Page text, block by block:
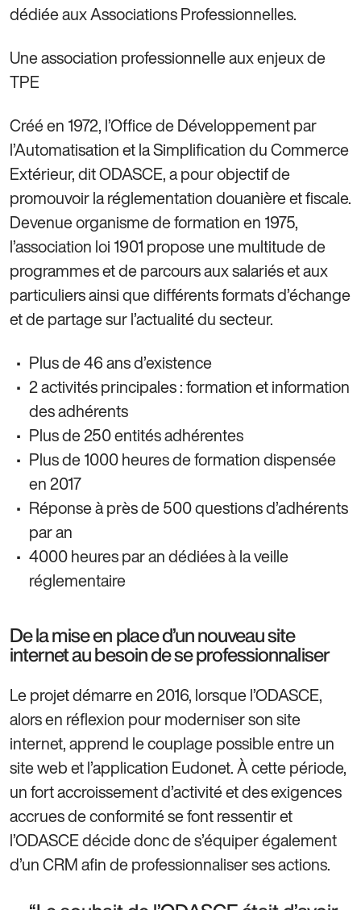
dédiée aux Associations Professionnelles.
Une association professionnelle aux enjeux de
TPE
Créé en 1972, l’Office de Développement par
l’Automatisation et la Simplification du Commerce
Extérieur, dit ODASCE, a pour objectif de
promouvoir la réglementation douanière et fiscale.
Devenue organisme de formation en 1975,
l’association loi 1901 propose une multitude de
programmes et de parcours aux salariés et aux
particuliers ainsi que différents formats d’échange
et de partage sur l’actualité du secteur.
Plus de 46 ans d’existence
2 activités principales : formation et information
des adhérents
Plus de 250 entités adhérentes
Plus de 1000 heures de formation dispensée
en 2017
Réponse à près de 500 questions d’adhérents
par an
4000 heures par an dédiées à la veille
réglementaire
De la mise en place d’un nouveau site
internet au besoin de se professionnaliser
Le projet démarre en 2016, lorsque l’ODASCE,
alors en réflexion pour moderniser son site
internet, apprend le couplage possible entre un
site web et l’application Eudonet. À cette période,
un fort accroissement d’activité et des exigences
accrues de conformité se font ressentir et
l’ODASCE décide donc de s’équiper également
d’un CRM afin de professionnaliser ses actions.